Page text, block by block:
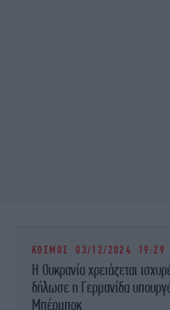
ΚΟΣΜΟΣ 03/12/2024 19:29
Η Ουκρανία χρειάζεται
δήλωσε η Γερμανίδα
Μπέρμποκ